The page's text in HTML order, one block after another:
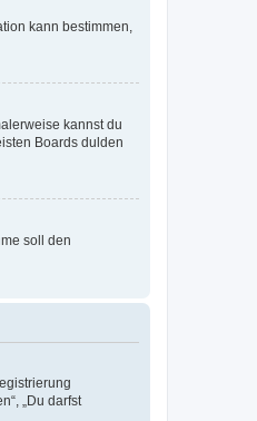
kann bestimmen,
kannst du
Boards dulden
soll den
„Du darfst